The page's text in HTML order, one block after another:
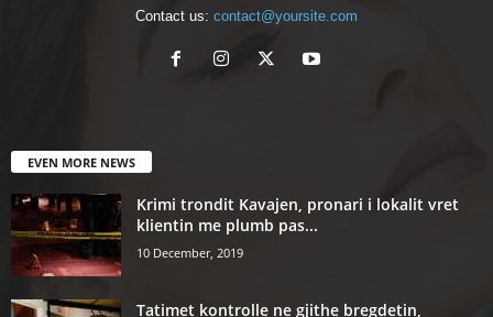
Contact us: contact@yoursite.com
EVEN MORE NEWS
Krimi trondit Kavajen, pronari i lokalit vret
klientin me plumb pas...
10 December, 2019
Tatimet kontrolle ne gjithe bregdetin,